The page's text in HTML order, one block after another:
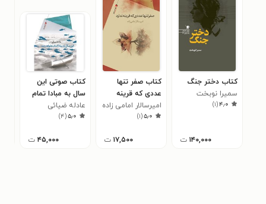
کتاب دختر جنگ
سمیرا نوبخت
۴٫۰(۱)
۱۴۰,۰۰۰ ت
کتاب صفر تنها
عددی که قرینه
ندارد
امیرسالار امامی زاده
۵٫۰(۱)
۱۷,۵۰۰ ت
کتاب صوتی این
سال به مبادا تمام
نخواهد شد
عادله ضیائی
۵٫۰(۴)
۴۵,۰۰۰ ت